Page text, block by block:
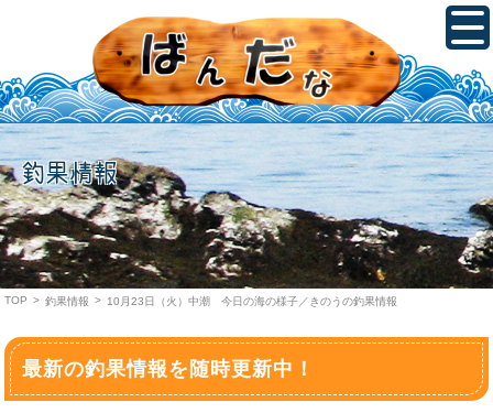
釣果情報
TOP > 釣果情報 > 10月23日（火）中潮 今日の海の様子／きのうの釣果情報
最新の釣果情報を随時更新中！